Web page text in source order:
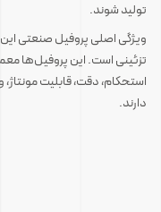
تولید شوند.
ویژگی اصلی پروفیل صنعتی این
تزئینی است. این پروفیل‌ها
استحکام، دقت، قابلیت
دارند.